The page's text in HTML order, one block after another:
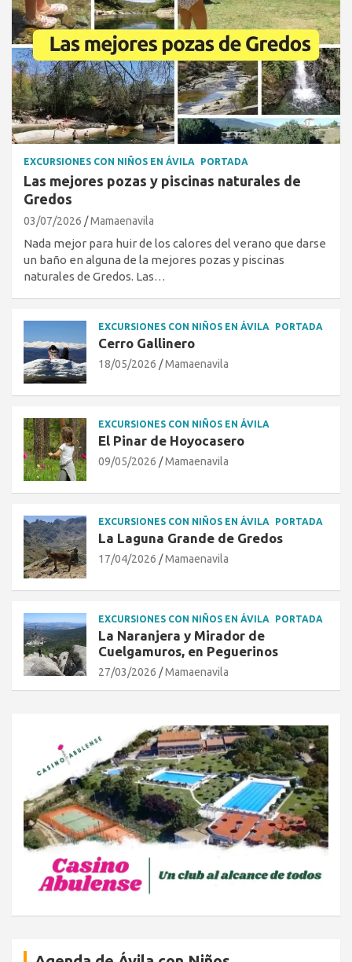
EXCURSIONES CON NIÑOS EN ÁVILA PORTADA
Las mejores pozas y piscinas naturales de
Gredos
03/07/2026 Mamaenavila
Nada mejor para huir de los calores del verano que darse
un baño en alguna de la mejores pozas y piscinas
naturales de Gredos. Las…
EXCURSIONES CON NIÑOS EN ÁVILA PORTADA
Cerro Gallinero
18/05/2026 Mamaenavila
EXCURSIONES CON NIÑOS EN ÁVILA
El Pinar de Hoyocasero
09/05/2026 Mamaenavila
EXCURSIONES CON NIÑOS EN ÁVILA PORTADA
La Laguna Grande de Gredos
17/04/2026 Mamaenavila
EXCURSIONES CON NIÑOS EN ÁVILA PORTADA
La Naranjera y Mirador de
Cuelgamuros, en Peguerinos
27/03/2026 Mamaenavila